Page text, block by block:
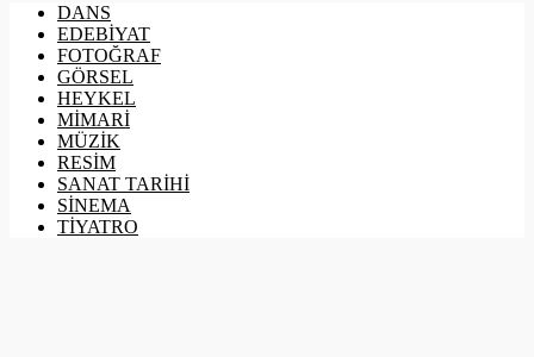
DANS
EDEBİYAT
FOTOĞRAF
GÖRSEL
HEYKEL
MİMARİ
MÜZİK
RESİM
SANAT TARİHİ
SİNEMA
TİYATRO